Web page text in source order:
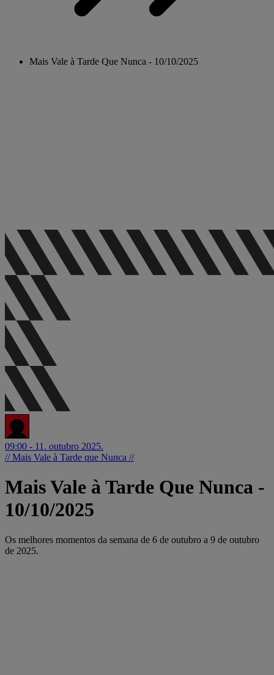
Mais Vale à Tarde Que Nunca - 10/10/2025
09:00 - 11. outubro 2025.
// Mais Vale à Tarde que Nunca //
Mais Vale à Tarde Que Nunca -
10/10/2025
Os melhores momentos da semana de 6 de outubro a 9 de outubro
de 2025.